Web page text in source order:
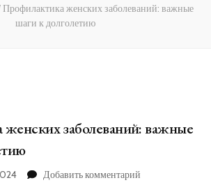
Профилактика женских заболеваний: важные
шаги к долголетию
заболеваний: важные
Добавить комментарий